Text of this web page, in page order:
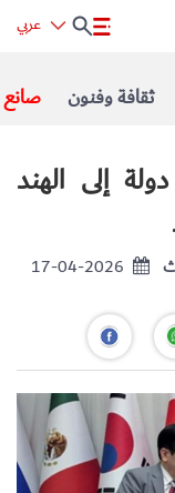
صانع ثقافة وفنون
إلى الهند
17-04-2026